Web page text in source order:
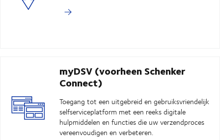
myDSV (voorheen Schenker
Connect)
Toegang tot een uitgebreid en gebruiksvriendelijk
selfserviceplatform met een reeks digitale
hulpmiddelen en functies die uw verzendproces
vereenvoudigen en verbeteren.